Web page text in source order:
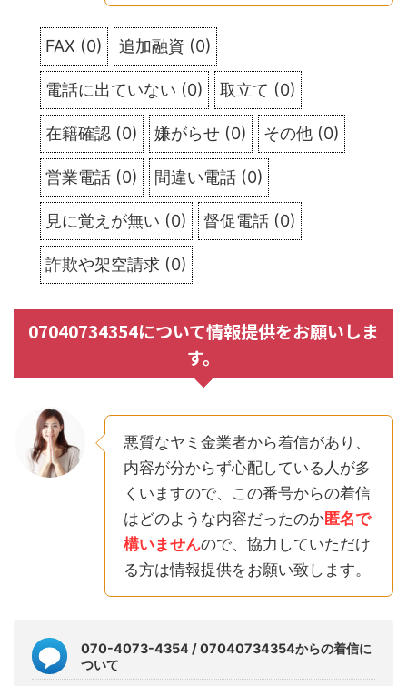
FAX (0) 追加融資 (0)
電話に出ていない (0) 取立て (0)
在籍確認 (0) 嫌がらせ (0) その他 (0)
営業電話 (0) 間違い電話 (0)
見に覚えが無い (0) 督促電話 (0)
詐欺や架空請求 (0)
07040734354について情報提供をお願いしま
す。
悪質なヤミ金業者から着信があり、
内容が分からず心配している人が多
くいますので、この番号からの着信
はどのような内容だったのか匿名で
構いませんので、協力していただけ
る方は情報提供をお願い致します。
070-4073-4354 / 07040734354からの着信に
ついて